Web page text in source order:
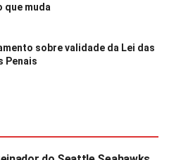
que muda
sobre validade da Lei das
Penais